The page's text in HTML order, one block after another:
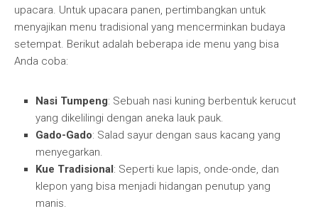
upacara. Untuk upacara panen, pertimbangkan untuk
menyajikan menu tradisional yang mencerminkan budaya
setempat. Berikut adalah beberapa ide menu yang bisa
Anda coba:
Nasi Tumpeng: Sebuah nasi kuning berbentuk kerucut
yang dikelilingi dengan aneka lauk pauk.
Gado-Gado: Salad sayur dengan saus kacang yang
menyegarkan.
Kue Tradisional: Seperti kue lapis, onde-onde, dan
klepon yang bisa menjadi hidangan penutup yang
manis.